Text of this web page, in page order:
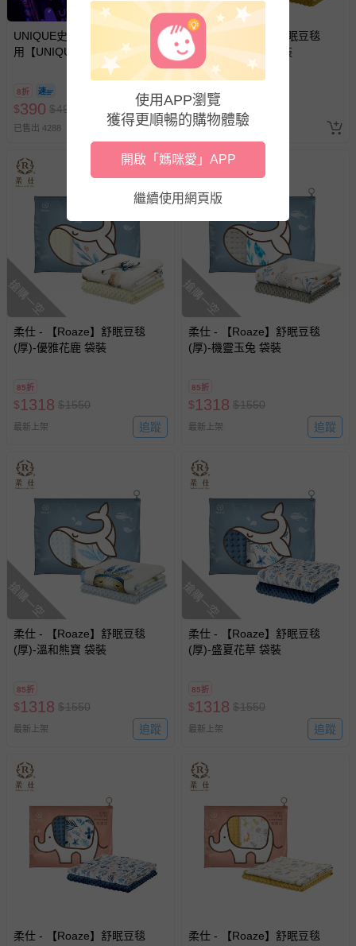
國際航空、客運、訂房等服務。
相關的退換貨辦理流程，可詳見： 退換貨 & 退款問題
其他常見問題：
運送服務：目前提供的運送僅限台灣本島。如您位於離島地
區，可能會無法配送，或須依據商品需加收離島運費。廠商
亦保留出貨與否的權利。離島、偏遠地區、樓層親送等加價
費用，可能會另需加收。
商品實際的配達日期，可於訂單個人資料內的查詢訂單內，
已出貨通知之訊息為主。
如您收到商品，請依正常流程檢查是否完好，若商品遇瑕疵
情形，您可申請更換新品或退貨，請見：退貨的辦理流程
若您對於會員帳號、商品訂購與資訊、購物流程、付款方
式、折價券與購物金的使用、退貨及商品運送方式等有疑
問，你可詳見：
媽咪愛客服中心。
預購商品：預購為海外同步代購，遇缺貨即會通知媽咪並協
商品如因「價格、組合」等錯誤原因，導致無法安排出貨，
會主動以簡訊及mail通知訂單取消事宜，並將提供適當補
償。
UNIQUE史萊姆實驗室 - 即買即
用【UNIQUE史萊姆夜光實驗室
@ 台北科教館 】2026/6/11-
8/30 (電子票券，於展期現場憑
訂單編號兌換，逾期作廢) (大
人小孩均一價(3歲以上需購票))
8折
$390 $490
已售出 4288
柔仕 - 【Roaze】舒眠豆毯
(厚)-叢林奇遇記 袋裝
85折 即將售完
$1318 1550
最新上架
搶購一空
柔仕 - 【Roaze】舒眠豆毯
(厚)-優雅花鹿 袋裝
85折
$1318 $1550
最新上架 追蹤
搶購一空
柔仕 - 【Roaze】舒眠豆毯
(厚)-機靈玉兔 袋裝
85折
$1318 $1550
最新上架 追蹤
搶購一空
柔仕 - 【Roaze】舒眠豆毯
(厚)-溫和熊寶 袋裝
85折
$1318 $1550
最新上架 追蹤
搶購一空
柔仕 - 【Roaze】舒眠豆毯
(厚)-盛夏花草 袋裝
85折
$1318 $1550
最新上架 追蹤
柔仕 - 【Roaze】舒眠豆毯
柔仕 - 【Roaze】舒眠豆毯
使用APP瀏覽
獲得更順暢的購物體驗
開啟「媽咪愛」APP
繼續使用網頁版